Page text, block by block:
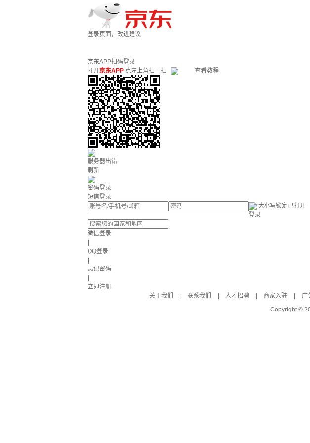
登录页面，改进建议
京东APP扫码登录
打开京东APP 点左上角扫一扫 查看教程
服务器出错
刷新
密码登录
短信登录
大小写锁定已打开
登录
微信登录
QQ登录
忘记密码
立即注册
关于我们
联系我们 人才招聘 商家入驻 广
Copyright ©